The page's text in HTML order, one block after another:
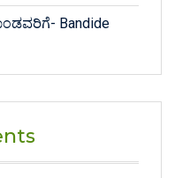
Bandide